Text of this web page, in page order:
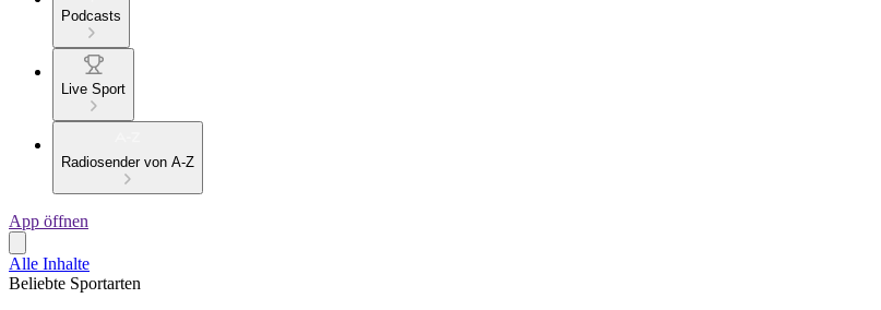
Podcasts
Live Sport
Radiosender von A-Z
App öffnen
Alle Inhalte
Beliebte Sportarten